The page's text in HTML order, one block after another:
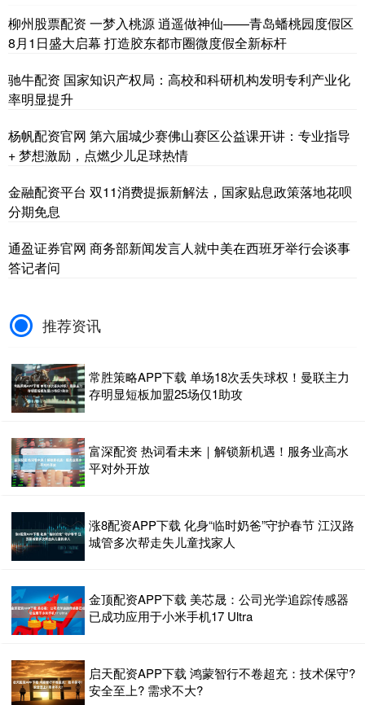
柳州股票配资 一梦入桃源 逍遥做神仙——青岛蟠桃园度假区
8月1日盛大启幕 打造胶东都市圈微度假全新标杆
驰牛配资 国家知识产权局：高校和科研机构发明专利产业化
率明显提升
杨帆配资官网 第六届城少赛佛山赛区公益课开讲：专业指导
+ 梦想激励，点燃少儿足球热情
金融配资平台 双11消费提振新解法，国家贴息政策落地花呗
分期免息
通盈证券官网 商务部新闻发言人就中美在西班牙举行会谈事
答记者问
推荐资讯
常胜策略APP下载 单场18次丢失球权！曼联主力
存明显短板加盟25场仅1助攻
富深配资 热词看未来｜解锁新机遇！服务业高水
平对外开放
涨8配资APP下载 化身“临时奶爸”守护春节 江汉路
城管多次帮走失儿童找家人
金顶配资APP下载 美芯晟：公司光学追踪传感器
已成功应用于小米手机17 Ultra
启天配资APP下载 鸿蒙智行不卷超充：技术保守?
安全至上? 需求不大?